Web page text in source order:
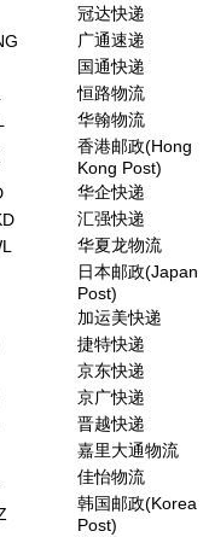
冠达快递
广通速递
国通快递
恒路物流
华翰物流
香港邮政(Hong
Kong Post)
华企快递
汇强快递
华夏龙物流
日本邮政(Japan
Post)
加运美快递
捷特快递
京东快递
京广快递
晋越快递
嘉里大通物流
佳怡物流
韩国邮政(Korea
Post)